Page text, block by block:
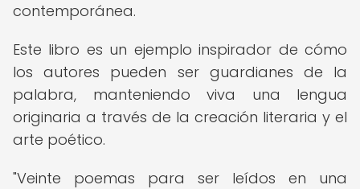
contemporánea.
Este libro es un ejemplo inspirador de cómo
los autores pueden ser guardianes de la
palabra, manteniendo viva una lengua
originaria a través de la creación literaria y el
arte poético.
"Veinte poemas para ser leídos en una